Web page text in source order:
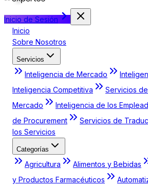
Inicio de Sesión
Inicio
Sobre Nosotros
Servicios
Inteligencia de Mercado
Inteligencia Competitiva
Servicios
Mercado
Inteligencia de los
de Procurement
Servicios de
los Servicios
Categorías
Agricultura Alimentos y Bebidas
y Productos Farmacéuticos